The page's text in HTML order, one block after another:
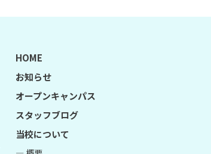
HOME
お知らせ
オープンキャンパス
スタッフブログ
当校について